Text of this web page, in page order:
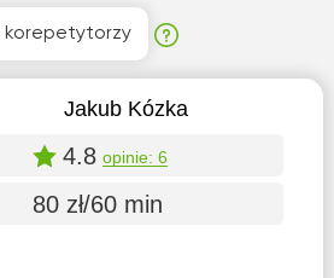
korepetytorzy
Jakub Kózka
4.8 opinie: 6
80 zł/60 min